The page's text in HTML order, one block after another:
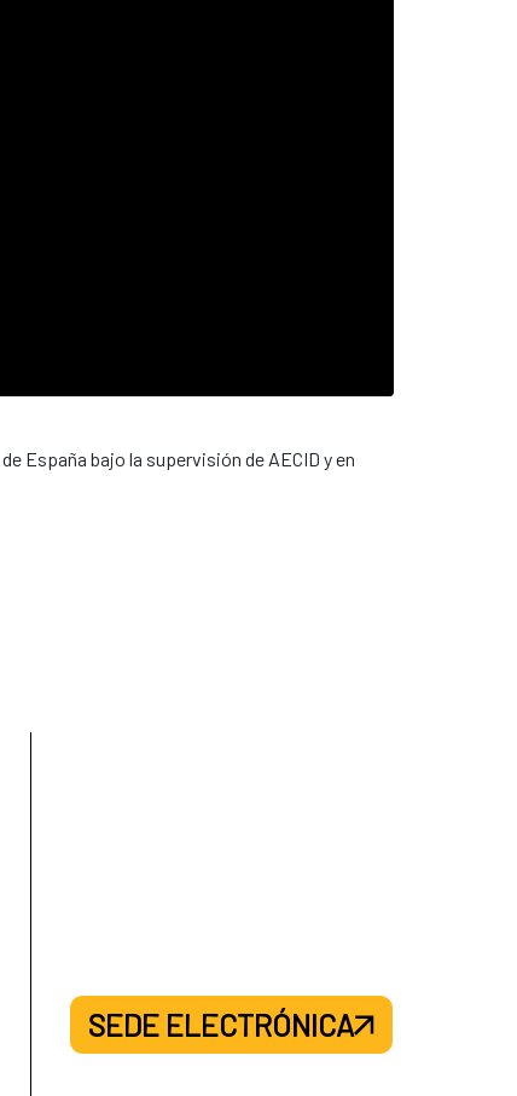
España bajo la supervisión de AECID y en
SEDE ELECTRÓNICA